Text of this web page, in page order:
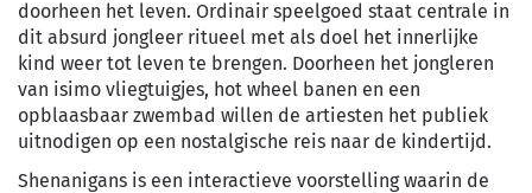
doorheen het leven. Ordinair speelgoed staat centrale in
dit absurd jongleer ritueel met als doel het innerlijke
kind weer tot leven te brengen. Doorheen het jongleren
van isimo vliegtuigjes, hot wheel banen en een
opblaasbaar zwembad willen de artiesten het publiek
uitnodigen op een nostalgische reis naar de kindertijd.
Shenanigans is een interactieve voorstelling waarin de